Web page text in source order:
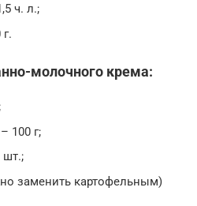
ч. л.;
молочного крема:
100 г;
шт.;
заменить картофельным)